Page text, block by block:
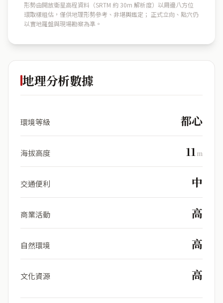
形勢由開放衛星高程資料（SRTM 約 30m 解析度）以周邊八方位
環取樣粗估，僅供地理形勢參考、非堪輿鑑定； 正式立向、點穴仍
以實地羅盤與現場勘察為準。
地理分析數據
環境等級 都心
海拔高度 11 m
交通便利 中
商業活動 高
自然環境 高
文化資源 高